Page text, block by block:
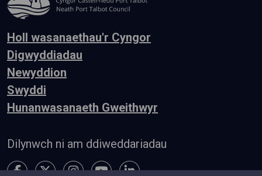
Holl wasanaethau'r Cyngor
Digwyddiadau
Newyddion
Swyddi
Hunanwasanaeth Gweithwyr
Dilynwch ni am ddiweddariadau